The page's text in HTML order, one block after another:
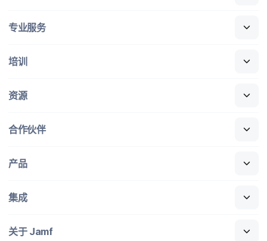
专业​服务
培训
资源
合作​伙伴
产品
集成
关于Jamf